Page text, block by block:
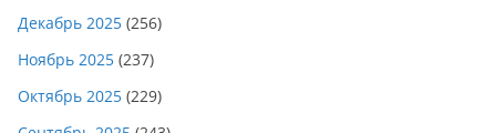
Декабрь 2025 (256)
Ноябрь 2025 (237)
Октябрь 2025 (229)